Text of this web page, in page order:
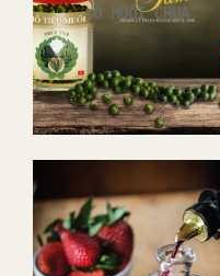
ĐỒ MUỐI CHUA